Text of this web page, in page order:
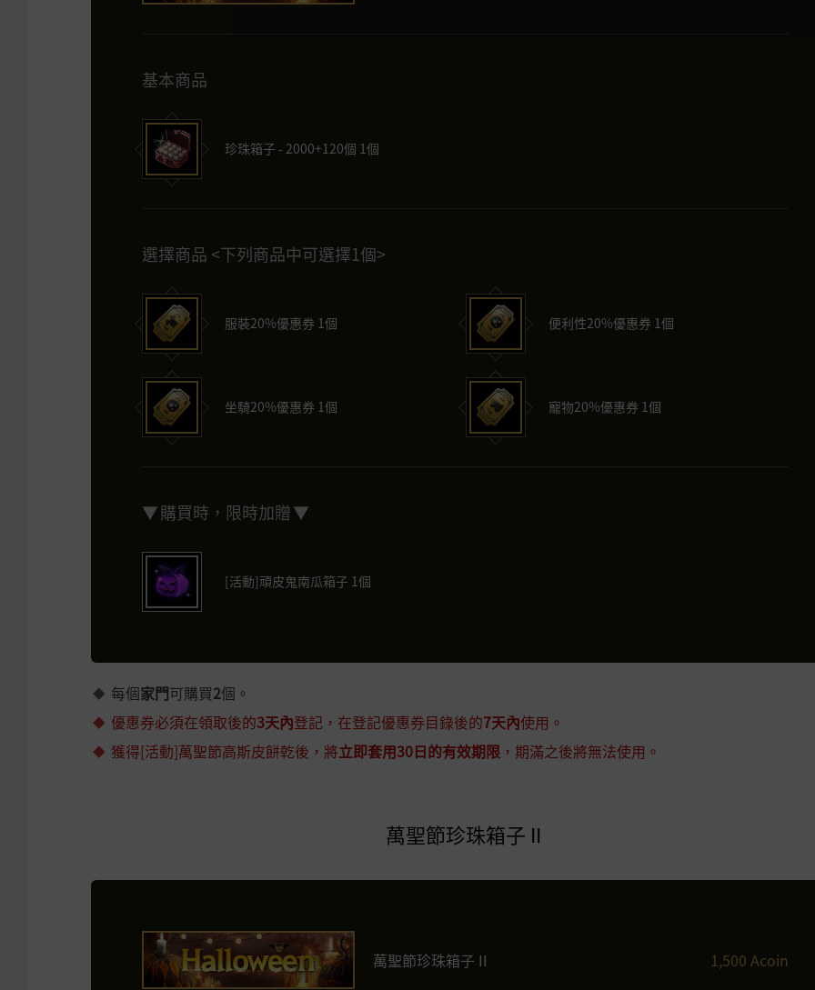
基本商品
珍珠箱子 - 2000+120個 1個
選擇商品 <下列商品中可選擇1個>
服裝20%優惠券 1個 便利性20%優惠券 1個
坐騎20%優惠券 1個 寵物20%優惠券 1個
▼ 購買時，限時加贈 ▼
[活動]頑皮鬼南瓜箱子 1個
每個家門可購買2個。
優惠券必須在領取後的3天內登記，在登記優惠券目錄後的7天內使用。
獲得[活動]萬聖節高斯皮餅乾後，將立即套用30日的有效期限，期滿之後將無法使用。
萬聖節珍珠箱子 II
萬聖節珍珠箱子 II 1,500 Acoin